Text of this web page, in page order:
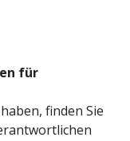
für
finden Sie